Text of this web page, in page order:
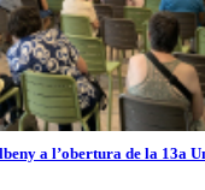
a l’obertura de la 13a